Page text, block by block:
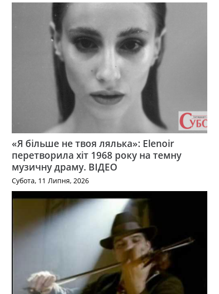
«Я більше не твоя лялька»: Elenoir
перетворила хіт 1968 року на темну
музичну драму. ВІДЕО
Субота, 11 Липня, 2026